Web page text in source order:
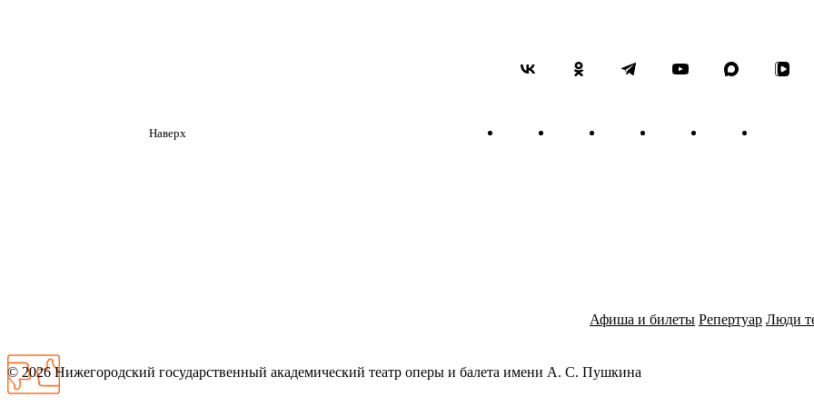
Народная артистка
Республики Татарстан им.
Лауреат Российской
В 2008 состоялся дебют
флейте» Моцарта с
Наверх
Афиша и билеты Репертуар Люди
© 2026Нижегородский государственный академический театр оперы и балета имени А. С. Пушкина